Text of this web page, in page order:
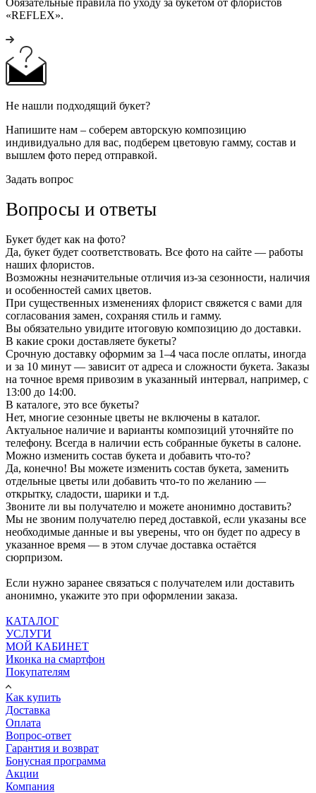
«REFLEX».
Не нашли подходящий букет?
Напишите нам – соберем авторскую композицию
индивидуально для вас, подберем цветовую гамму, состав и
вышлем фото перед отправкой.
Задать вопрос
Вопросы и ответы
Букет будет как на фото?
Да, букет будет соответствовать. Все фото на сайте — работы
наших флористов.
Возможны незначительные отличия из-за сезонности, наличия
и особенностей самих цветов.
При существенных изменениях флорист свяжется с вами для
согласования замен, сохраняя стиль и гамму.
Вы обязательно увидите итоговую композицию до доставки.
В какие сроки доставляете букеты?
Срочную доставку оформим за 1–4 часа после оплаты, иногда
и за 10 минут — зависит от адреса и сложности букета. Заказы
на точное время привозим в указанный интервал, например, с
13:00 до 14:00.
В каталоге, это все букеты?
Нет, многие сезонные цветы не включены в каталог.
Актуальное наличие и варианты композиций уточняйте по
телефону. Всегда в наличии есть собранные букеты в салоне.
Можно изменить состав букета и добавить что-то?
Да, конечно! Вы можете изменить состав букета, заменить
отдельные цветы или добавить что-то по желанию —
открытку, сладости, шарики и т.д.
Звоните ли вы получателю и можете анонимно доставить?
Мы не звоним получателю перед доставкой, если указаны все
необходимые данные и вы уверены, что он будет по адресу в
указанное время — в этом случае доставка остаётся
сюрпризом.
Если нужно заранее связаться с получателем или доставить
анонимно, укажите это при оформлении заказа.
КАТАЛОГ
УСЛУГИ
МОЙ КАБИНЕТ
Иконка на смартфон
Покупателям
Как купить
Доставка
Оплата
Вопрос-ответ
Гарантия и возврат
Бонусная программа
Акции
Компания